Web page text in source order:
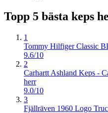
Topp 5 bästa keps
1
Tommy Hilfiger Classic
9.6/10
2
Carhartt Ashland Keps -
herr
9.0/10
3
Fjällräven 1960 Logo